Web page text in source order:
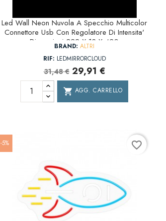
Led Wall Neon Nuvola A Specchio Multicolor
Connettore Usb Con Regolatore Di Intensita'
Dimensioni 222 X 18 X 420
BRAND: ALTRI
RIF: LEDMIRRORCLOUD
31,48 € 29,91 €
shopping_cart AGG. CARRELLO
-5% favorite_border